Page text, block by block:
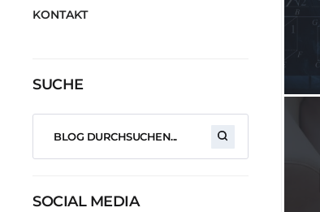
KONTAKT
SUCHE
SOCIAL MEDIA